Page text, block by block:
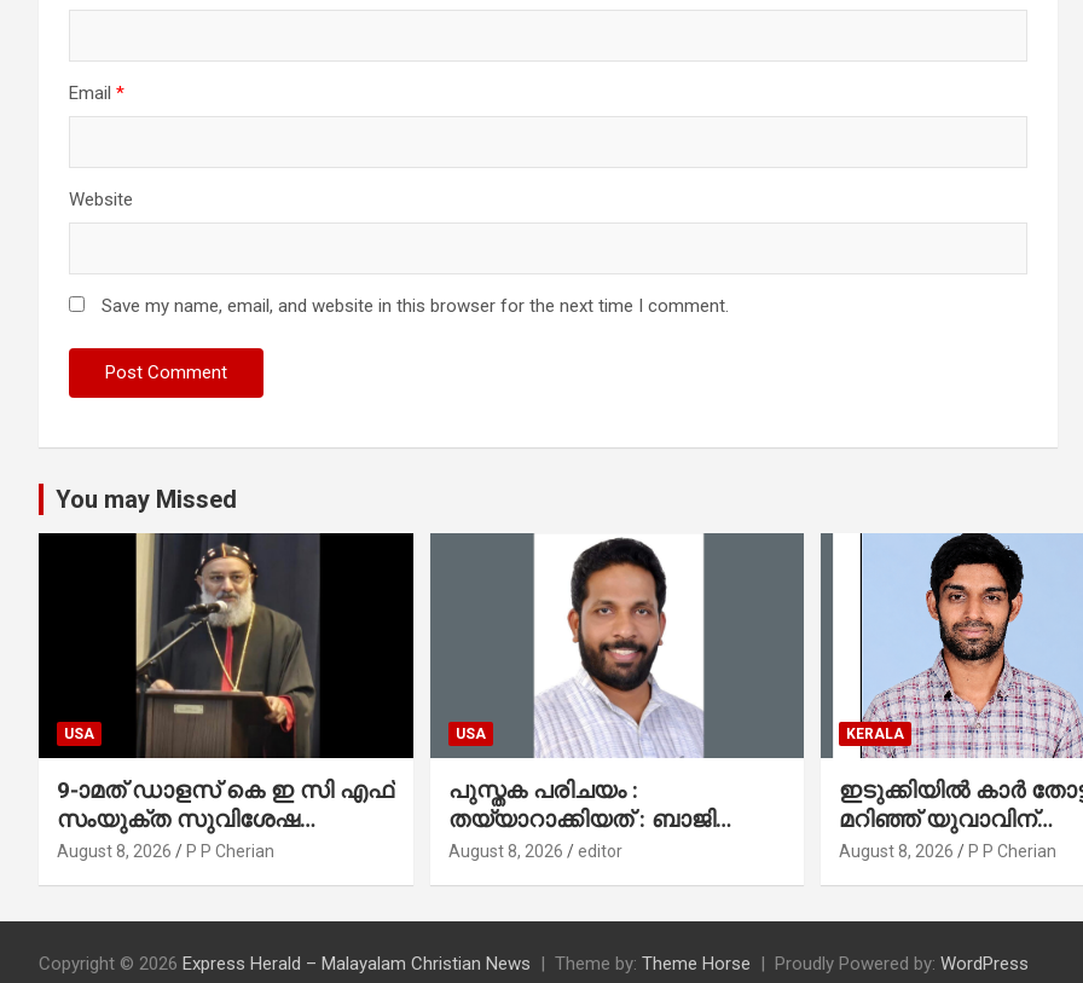
Email *
Website
Save my name, email, and website in this browser for the next time I comment.
You may Missed
USA
9-ാമത് ഡാളസ് കെ ഇ സി എഫ്
സംയുക്ത സുവിശേഷ
കൺവെൻഷനു
August 8, 2026 P P Cherian
USA
പുസ്തക പരിചയം :
തയ്യാറാക്കിയത് : ബാജി
ഓടംവേലി, ഡാലസ്
August 8, 2026 editor
KERALA
ഇടുക്കിയിൽ കാർ
മറിഞ്ഞ് യുവാവിന്
ദാരുണാന്ത്യം
August 8, 2026 P P Cherian
Copyright © 2026 Express Herald – Malayalam Christian News Theme by: Theme Horse Proudly Powered by: WordPress